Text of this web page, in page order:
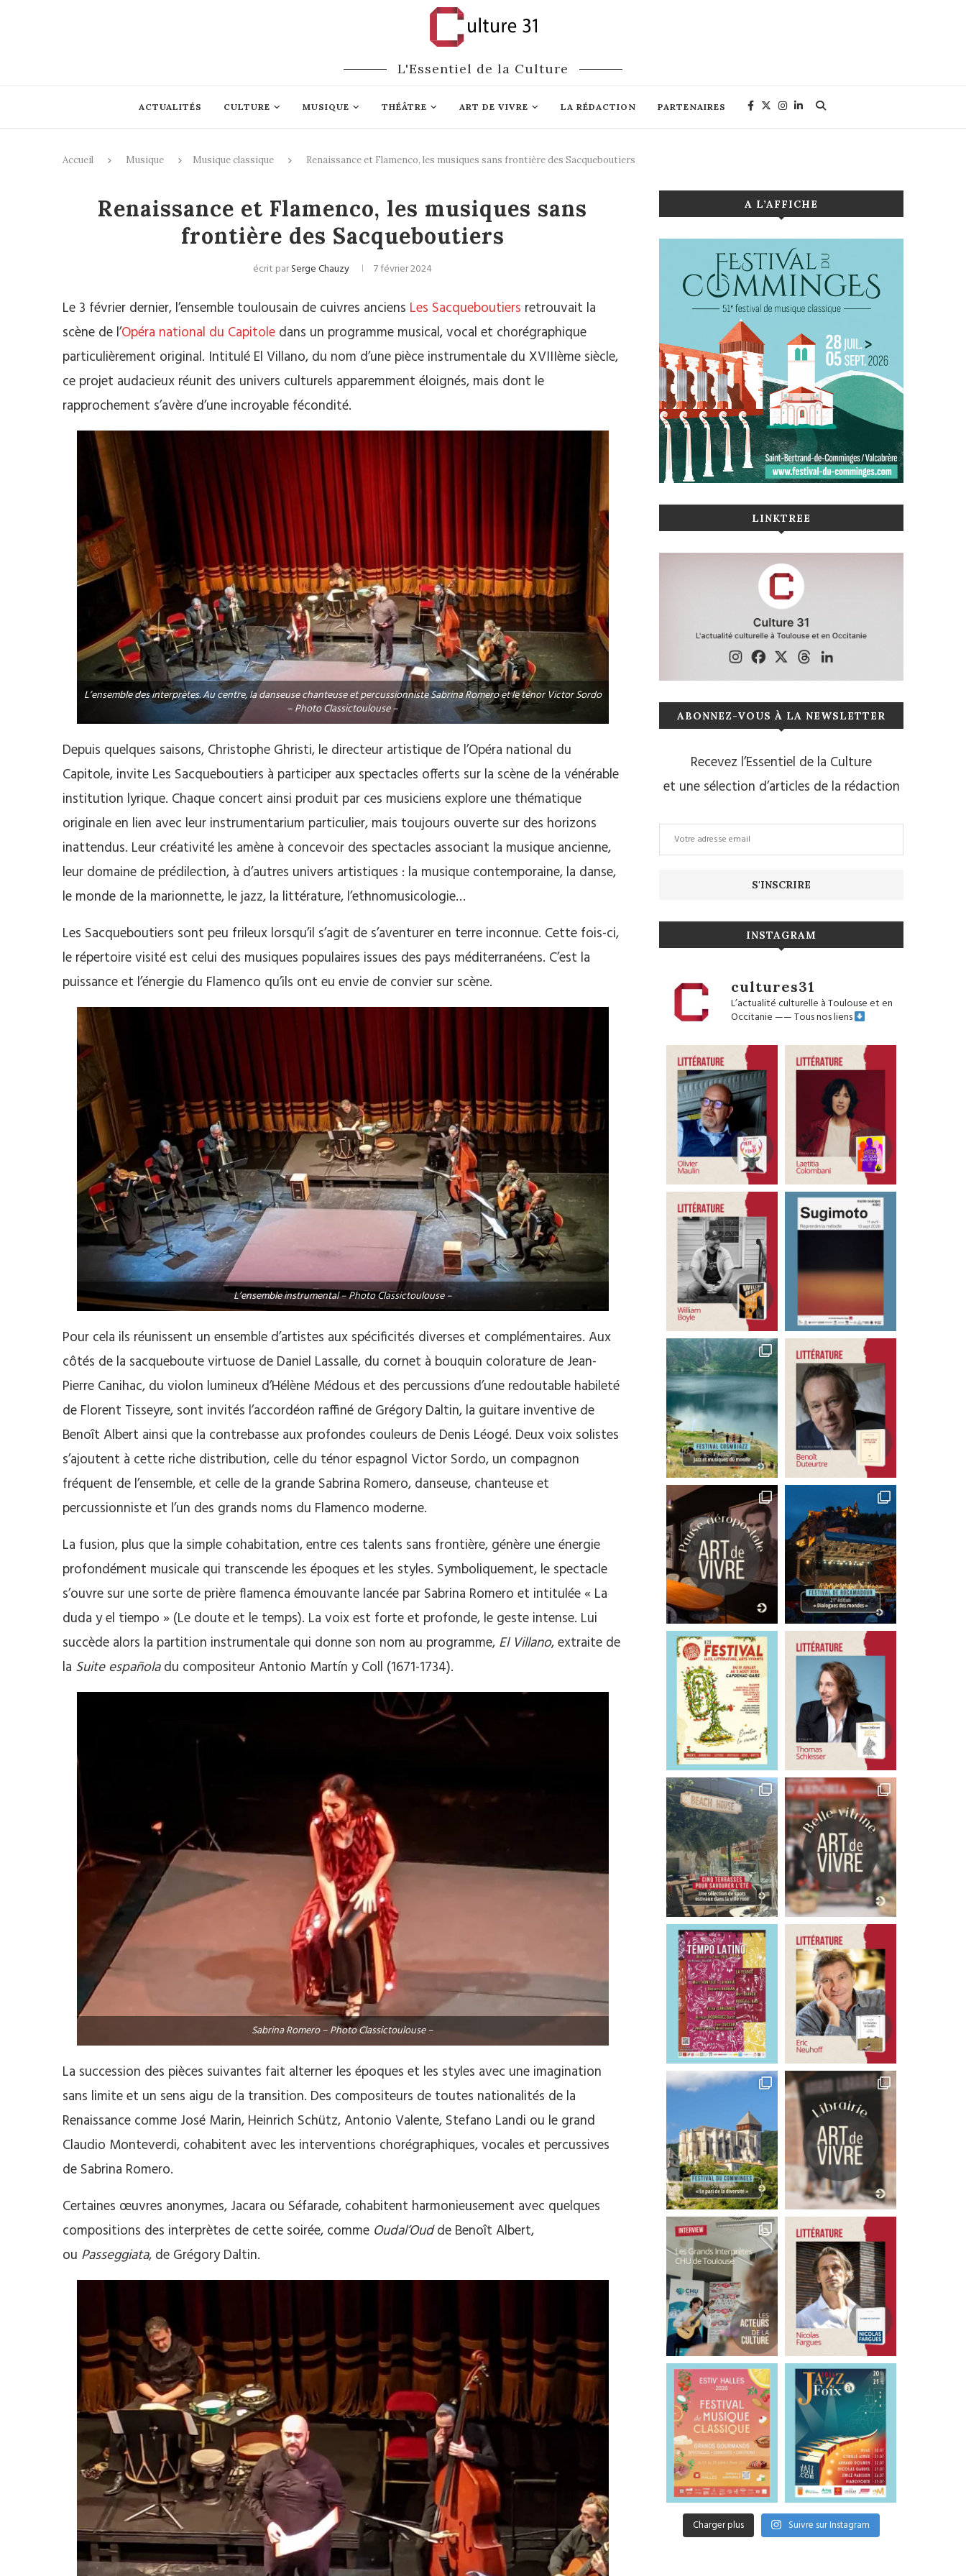
L'Essentiel de la Culture
ACTUALITÉS CULTURE MUSIQUE THÉÂTRE ART DE VIVRE LA RÉDACTION PARTENAIRES
Accueil Musique Musique classique Renaissance et Flamenco, les musiques sans frontière des Sacqueboutiers
Renaissance et Flamenco, les musiques sans
frontière des Sacqueboutiers
écrit parSerge Chauzy 7 février 2024
Le 3 février dernier, l’ensemble toulousain de cuivres anciens Les Sacqueboutiers retrouvait la
scène de l’Opéra national du Capitole dans un programme musical, vocal et chorégraphique
particulièrement original. Intitulé El Villano, du nom d’une pièce instrumentale du XVIIIème siècle,
ce projet audacieux réunit des univers culturels apparemment éloignés, mais dont le
rapprochement s’avère d’une incroyable fécondité.
L’ensemble des interprètes. Au centre, la danseuse chanteuse et percussionniste Sabrina Romero et le ténor Victor Sordo
– Photo Classictoulouse –
Depuis quelques saisons, Christophe Ghristi, le directeur artistique de l’Opéra national du
Capitole, invite Les Sacqueboutiers à participer aux spectacles offerts sur la scène de la vénérable
institution lyrique. Chaque concert ainsi produit par ces musiciens explore une thématique
originale en lien avec leur instrumentarium particulier, mais toujours ouverte sur des horizons
inattendus. Leur créativité les amène à concevoir des spectacles associant la musique ancienne,
leur domaine de prédilection, à d’autres univers artistiques : la musique contemporaine, la danse,
le monde de la marionnette, le jazz, la littérature, l’ethnomusicologie…
Les Sacqueboutiers sont peu frileux lorsqu’il s’agit de s’aventurer en terre inconnue. Cette fois-ci,
le répertoire visité est celui des musiques populaires issues des pays méditerranéens. C’est la
puissance et l’énergie du Flamenco qu’ils ont eu envie de convier sur scène.
L’ensemble instrumental – Photo Classictoulouse –
Pour cela ils réunissent un ensemble d’artistes aux spécificités diverses et complémentaires. Aux
côtés de la sacqueboute virtuose de Daniel Lassalle, du cornet à bouquin colorature de Jean-
Pierre Canihac, du violon lumineux d’Hélène Médous et des percussions d’une redoutable habileté
de Florent Tisseyre, sont invités l’accordéon raffiné de Grégory Daltin, la guitare inventive de
Benoît Albert ainsi que la contrebasse aux profondes couleurs de Denis Léogé. Deux voix solistes
s’ajoutent à cette riche distribution, celle du ténor espagnol Victor Sordo, un compagnon
fréquent de l’ensemble, et celle de la grande Sabrina Romero, danseuse, chanteuse et
percussionniste et l’un des grands noms du Flamenco moderne.
La fusion, plus que la simple cohabitation, entre ces talents sans frontière, génère une énergie
profondément musicale qui transcende les époques et les styles. Symboliquement, le spectacle
s’ouvre sur une sorte de prière flamenca émouvante lancée par Sabrina Romero et intitulée « La
duda y el tiempo » (Le doute et le temps). La voix est forte et profonde, le geste intense. Lui
succède alors la partition instrumentale qui donne son nom au programme, El Villano, extraite de
la Suite españoladu compositeur Antonio Martín y Coll (1671-1734).
Sabrina Romero – Photo Classictoulouse –
La succession des pièces suivantes fait alterner les époques et les styles avec une imagination
sans limite et un sens aigu de la transition. Des compositeurs de toutes nationalités de la
Renaissance comme José Marin, Heinrich Schütz, Antonio Valente, Stefano Landi ou le grand
Claudio Monteverdi, cohabitent avec les interventions chorégraphiques, vocales et percussives
de Sabrina Romero.
Certaines œuvres anonymes, Jacara ou Séfarade, cohabitent harmonieusement avec quelques
compositions des interprètes de cette soirée, comme Oudal’Oudde Benoît Albert,
ou Passeggiata, de Grégory Daltin.
A L’AFFICHE
LINKTREE
ABONNEZ-VOUS À LA NEWSLETTER
Recevez l’Essentiel de la Culture
et une sélection d’articles de la rédaction
INSTAGRAM
cultures31
L’actualité culturelle à Toulouse et en
Occitanie——Tous nos liens
Charger plus Suivre sur Instagram